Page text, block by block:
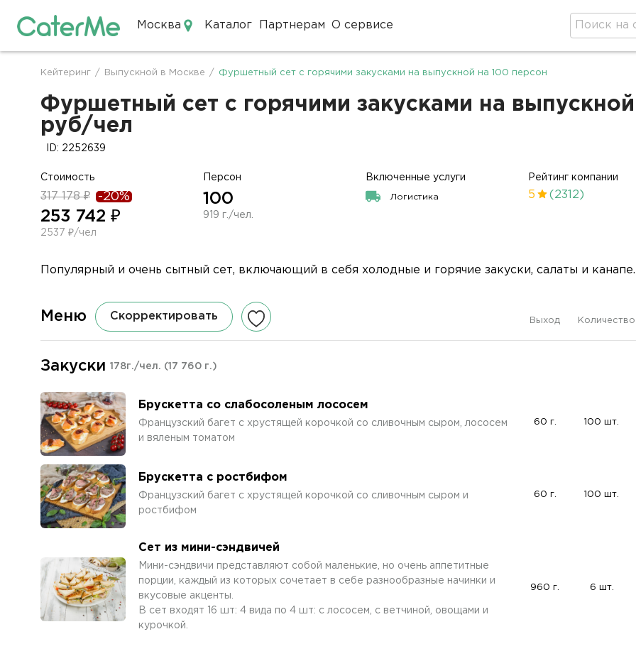
Москва Каталог Партнерам О сервисе
Строка
навигации
Кейтеринг / Выпускной в Москве / Фуршетный сет с горячими закусками на выпускной на 100 персон
Фуршетный сет с горячими закусками на
руб/чел
ID: 2252639
Стоимость
317 178 ₽ -20%
253 742 ₽
2537 ₽/чел
Персон
100
919 г./чел.
Включенные услуги
Логистика
Рейтинг компании
5 (2312)
Популярный и очень сытный сет, включающий в себя холодные и горячие закуски, салаты и канапе.
Меню Скорректировать Выход Количество
Закуски 178г./чел. (17 760 г.)
Брускетта со слабосоленым лососем
Французский багет с хрустящей корочкой со сливочным сыром, лососем
и вяленым томатом
60 г. 100 шт.
Брускетта с ростбифом
Французский багет с хрустящей корочкой со сливочным сыром и
ростбифом
60 г. 100 шт.
Сет из мини-сэндвичей
Мини-сэндвичи представляют собой маленькие, но очень аппетитные
порции, каждый из которых сочетает в себе разнообразные начинки и
вкусовые акценты.
В сет входят 16 шт: 4 вида по 4 шт: с лососем, с ветчиной, овощами и
курочкой.
960 г. 6 шт.